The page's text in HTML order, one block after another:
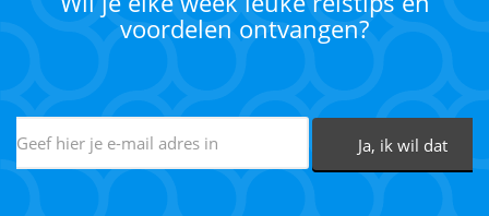
voordelen ontvangen?